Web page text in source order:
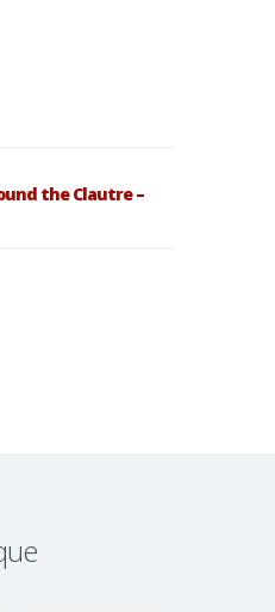
the Clautre –